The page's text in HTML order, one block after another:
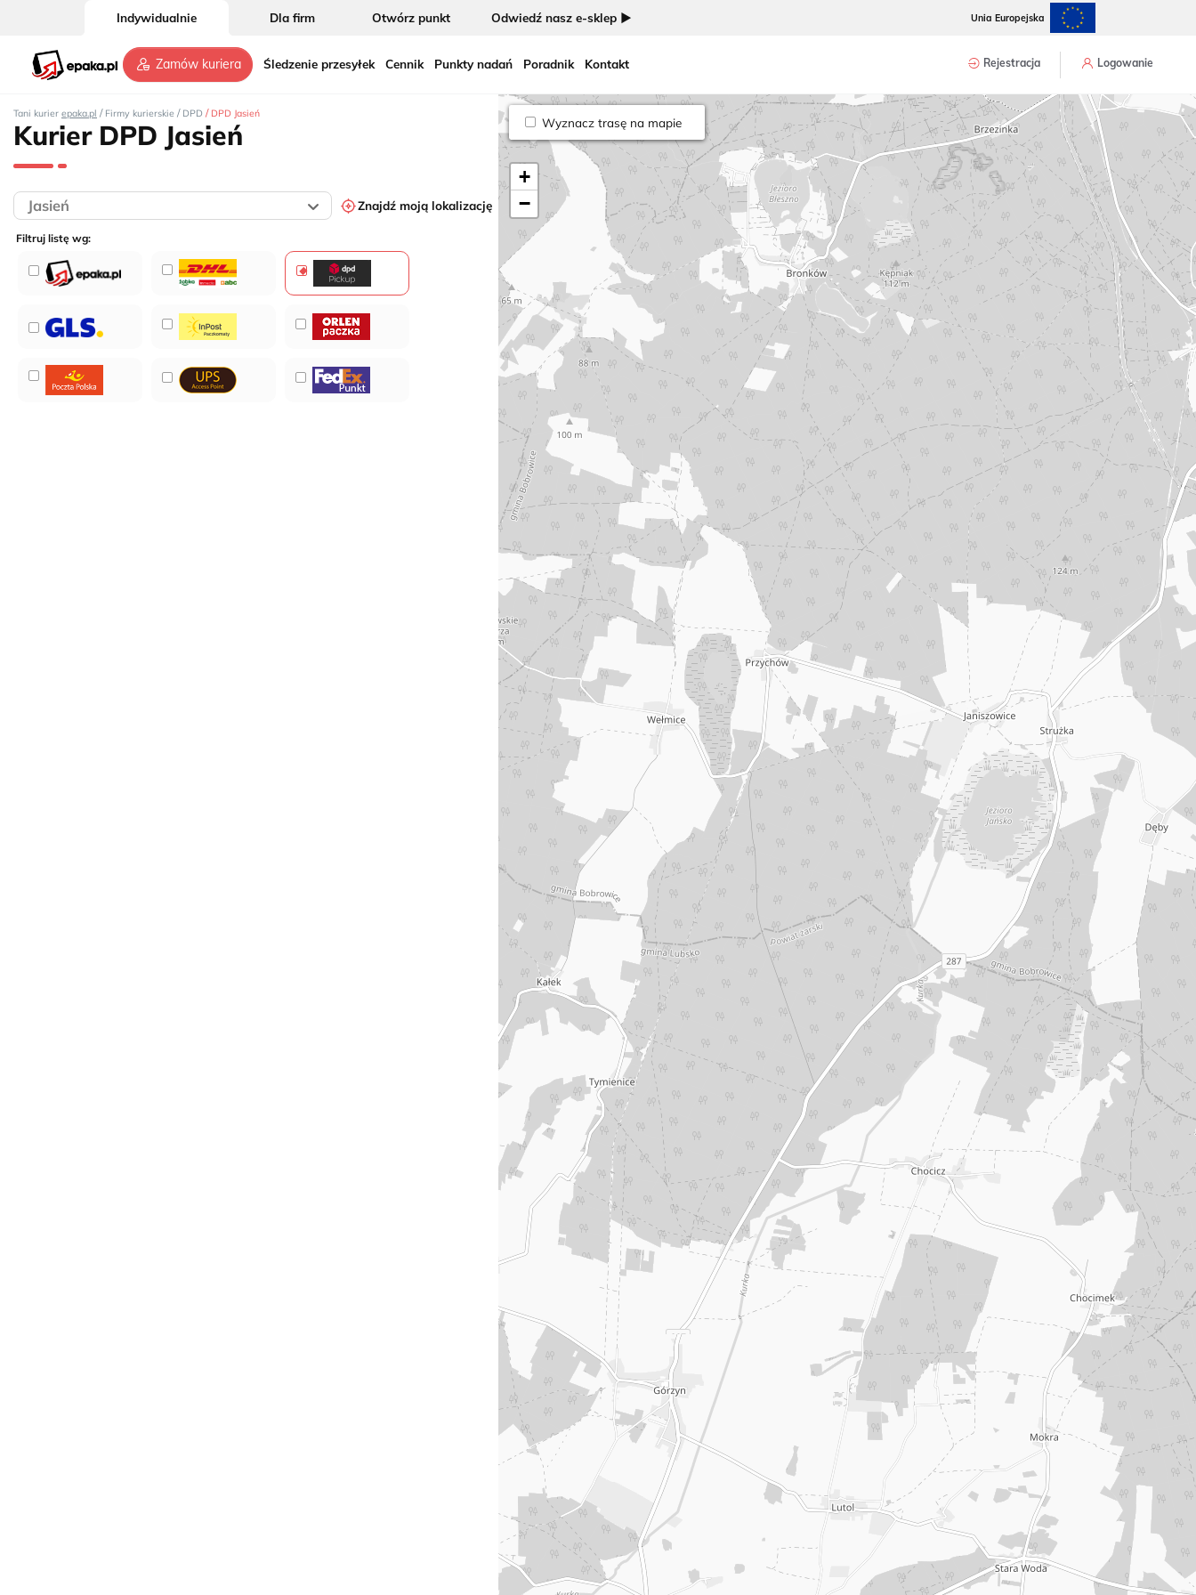
Indywidualnie Dla firm Otwórz punkt Odwiedź nasz e-sklep ► Unia Europejska
Zamów kuriera Śledzenie przesyłek Cennik Punkty nadań Poradnik Kontakt Rejestracja Logowanie
Tani kurier epaka.pl / Firmy kurierskie / DPD / DPD Jasień
Kurier DPD Jasień
Znajdź moją lokalizację
Filtruj listę wg:
Wyznacz trasę na mapie
+
−